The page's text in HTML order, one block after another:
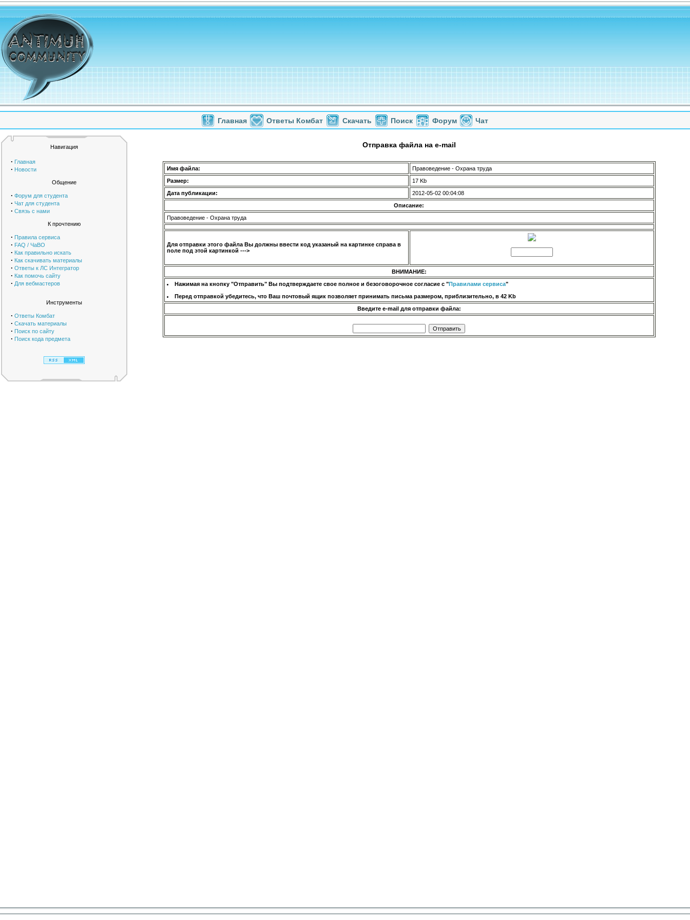
Главная Ответы Комбат Скачать Поиск Форум Чат
Навигация
· Главная
· Новости
Общение
· Форум для студента
· Чат для студента
· Связь с нами
К прочтению
· Правила сервиса
· FAQ / ЧаВО
· Как правильно искать
· Как скачивать материалы
· Ответы к ЛС Интегратор
· Как помочь сайту
· Для вебмастеров
Инструменты
· Ответы Комбат
· Скачать материалы
· Поиск по сайту
· Поиск кода предмета
Отправка файла на e-mail
Имя файла:
Правоведение - Охрана труда
Размер:
17 Kb
Дата публикации:
2012-05-02 00:04:08
Описание:
Правоведение - Охрана труда
Для отправки этого файла Вы должны ввести код указаный на картинке справа в
поле под этой картинкой --->
ВНИМАНИЕ:
Нажимая на кнопку "Отправить" Вы подтверждаете свое полное и безоговорочное согласие с "Правилами сервиса"
Перед отправкой убедитесь, что Ваш почтовый ящик позволяет принимать письма размером, приблизительно, в 42 Kb
Введите e-mail для отправки файла: